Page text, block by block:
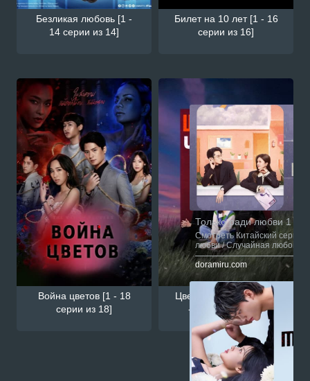
Безликая любовь [1 -
14 серии из 14]
Билет на 10 лет [1 - 16
серии из 16]
Война цветов [1 - 18
серии из 18]
Цветочная четверка [1
- 16 серии из 16]
Только ради любви 1 -
Смотреть Китайский
любви / Случайная любовь /
сской озвучкой онлайн на
doramiru.com